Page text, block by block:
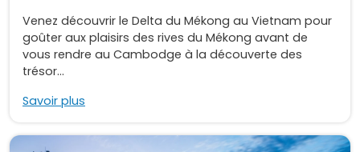
Venez découvrir le Delta du Mékong au Vietnam pour
goûter aux plaisirs des rives du Mékong avant de
vous rendre au Cambodge à la découverte des
trésor...
Savoir plus